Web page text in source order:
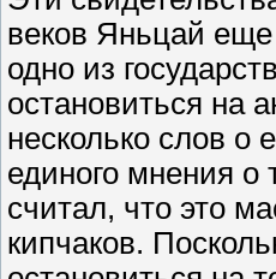
веков Яньцай еще
одно из
остановиться на
несколько слов о
единого мнения
считал, что это
кипчаков.